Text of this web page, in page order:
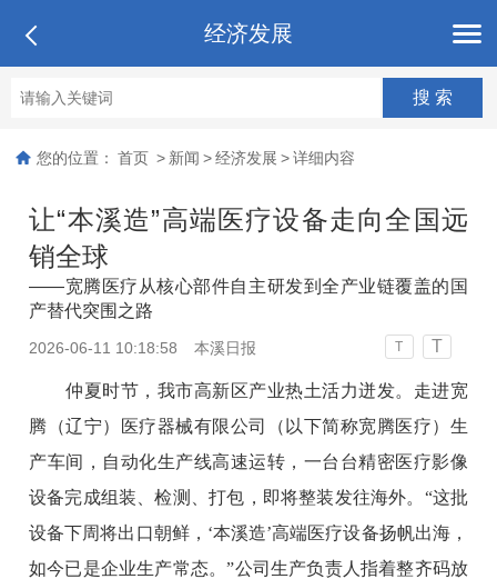
经济发展
您的位置： 首页 > 新闻 > 经济发展 > 详细内容
让“本溪造”高端医疗设备走向全国远
销全球
——宽腾医疗从核心部件自主研发到全产业链覆盖的国
产替代突围之路
2026-06-11 10:18:58 本溪日报 T T
仲夏时节，我市高新区产业热土活力迸发。走进宽
腾（辽宁）医疗器械有限公司（以下简称宽腾医疗）生
产车间，自动化生产线高速运转，一台台精密医疗影像
设备完成组装、检测、打包，即将整装发往海外。“这批
设备下周将出口朝鲜，‘本溪造’高端医疗设备扬帆出海，
如今已是企业生产常态。”公司生产负责人指着整齐码放